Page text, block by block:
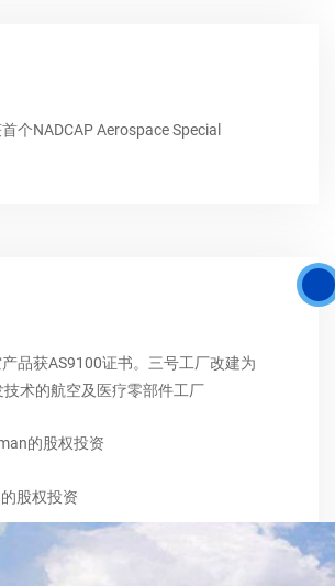
个NADCAP Aerospace Special
品获AS9100证书。三号工厂改建为
术的航空及医疗零部件工厂
的股权投资
股权投资